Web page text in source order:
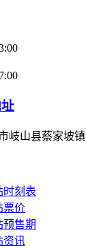
岐山县蔡家坡
时刻表
票价
预售期
资讯